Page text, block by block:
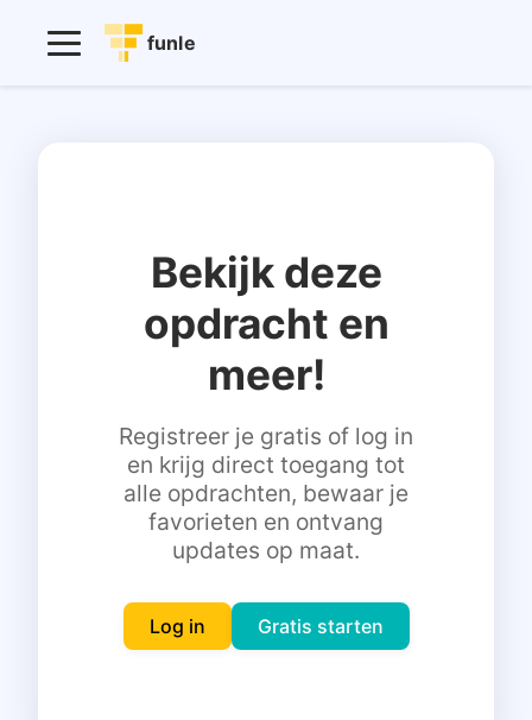
funle
Inloggen
Gratis starten
Bekijk deze
opdracht en
meer!
Registreer je gratis of log in
en krijg direct toegang tot
alle opdrachten, bewaar je
favorieten en ontvang
updates op maat.
Log in Gratis starten